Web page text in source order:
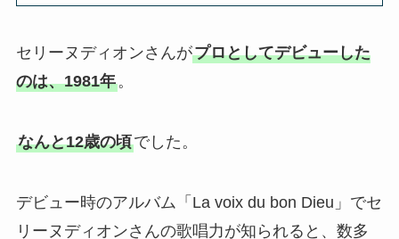
セリーヌディオンさんがプロとしてデビューした
のは、1981年。
なんと12歳の頃でした。
デビュー時のアルバム「La voix du bon Dieu」でセ
リーヌディオンさんの歌唱力が知られると、数多